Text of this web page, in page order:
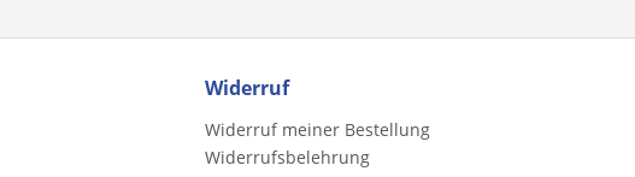
Widerruf
Widerruf meiner Bestellung
Widerrufsbelehrung